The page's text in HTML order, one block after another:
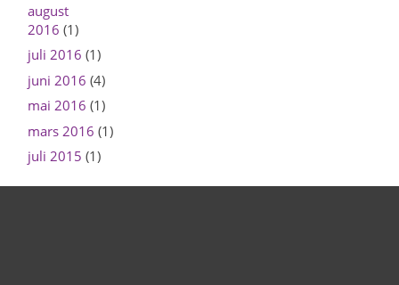
august
2016 (1)
juli 2016 (1)
juni 2016 (4)
mai 2016 (1)
mars 2016 (1)
juli 2015 (1)